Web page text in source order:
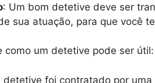
: Um bom detetive deve ser
sua atuação, para que você
como um detetive pode ser útil:
detetive foi contratado por